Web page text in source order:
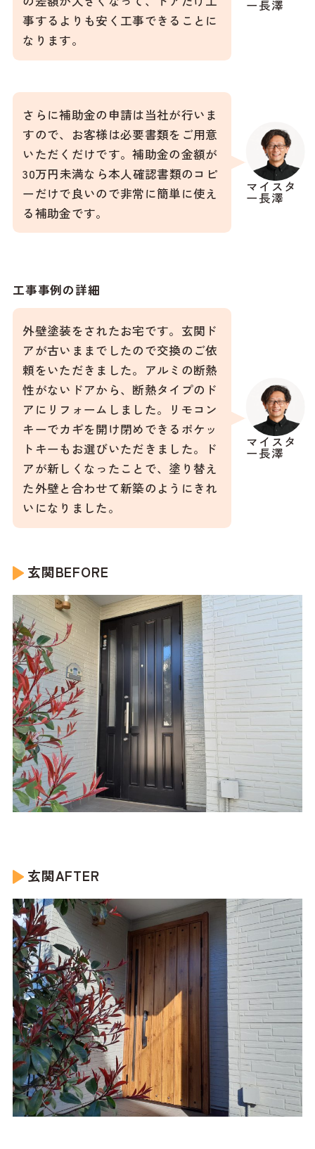
ー長澤
事するよりも安く工事できることに
なります。
マイスタ
ー長澤
さらに補助金の申請は当社が行いま
すので、お客様は必要書類をご用意
いただくだけです。補助金の金額が
30万円未満なら本人確認書類のコピ
ーだけで良いので非常に簡単に使え
る補助金です。
工事事例の詳細
マイスタ
ー長澤
外壁塗装をされたお宅です。玄関ド
アが古いままでしたので交換のご依
頼をいただきました。アルミの断熱
性がないドアから、断熱タイプのド
アにリフォームしました。リモコン
キーでカギを開け閉めできるポケッ
トキーもお選びいただきました。ド
アが新しくなったことで、塗り替え
た外壁と合わせて新築のようにきれ
いになりました。
玄関BEFORE
玄関AFTER